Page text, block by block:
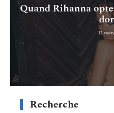
Quand Rihanna
11
Recherche